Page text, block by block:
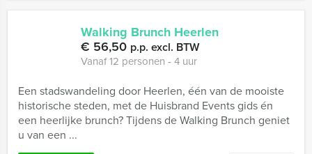
Walking Brunch Heerlen
€ 56,50 p.p. excl. BTW
Vanaf 12 personen ‐ 4 uur
Een stadswandeling door Heerlen, één van de mooiste
historische steden, met de Huisbrand Events gids én
een heerlijke brunch? Tijdens de Walking Brunch geniet
u van een ...